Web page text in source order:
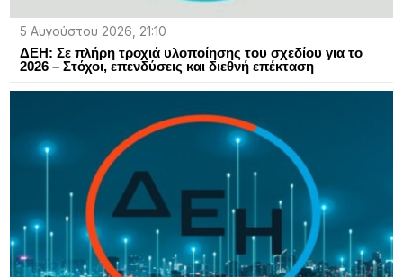
5 Αυγούστου 2026, 21:10
ΔΕΗ: Σε πλήρη τροχιά υλοποίησης του σχεδίου για το
2026 – Στόχοι, επενδύσεις και διεθνή επέκταση